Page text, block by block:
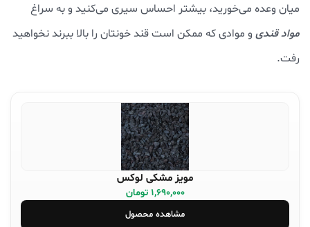
میان وعده می‌خورید، بیشتر احساس سیری می‌کنید و به سراغ
مواد قندی و موادی که ممکن است قند خونتان را بالا ببرند نخواهید
رفت.
مویز مشکی لوکس
1,690,000 تومان
مشاهده محصول